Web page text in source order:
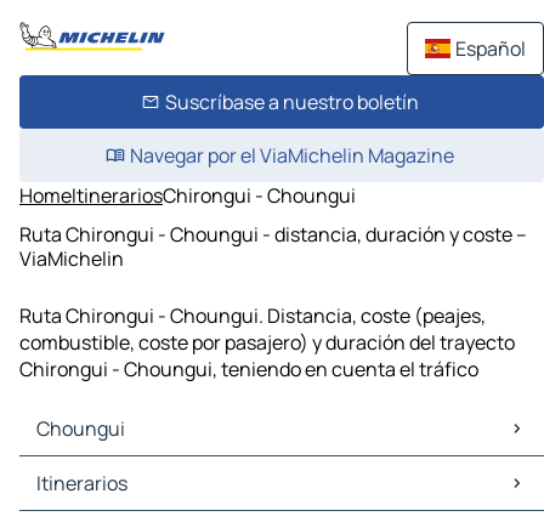
Español
Suscríbase a nuestro boletín
Navegar por el ViaMichelin Magazine
HomeItinerariosChirongui - Choungui
Ruta Chirongui - Choungui - distancia, duración y coste –
ViaMichelin
Ruta Chirongui - Choungui. Distancia, coste (peajes,
combustible, coste por pasajero) y duración del trayecto
Chirongui - Choungui, teniendo en cuenta el tráfico
Choungui
Choungui Mapas Planos
Choungui Trafico
Itinerarios